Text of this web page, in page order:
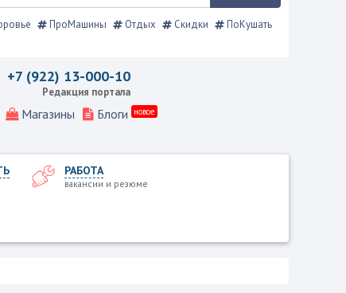
справочник
ПроМашины Отдых Скидки ПоКушать
+7 (922) 13-000-10
Редакция портала
Магазины Блоги новое
РАБОТА
вакансии и резюме